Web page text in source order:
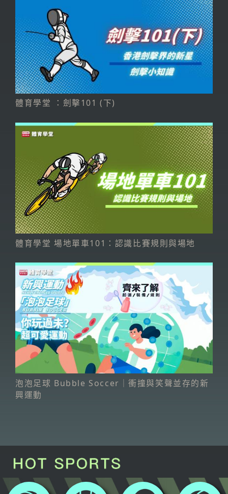
體育學堂 ：劍擊101 (下)
體育學堂 場地單車101：認識比賽規則與場地
泡泡足球 Bubble Soccer｜衝撞與笑聲並存的新
興運動